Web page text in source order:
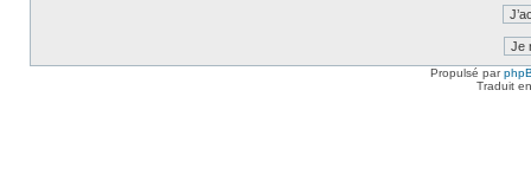
Propulsé par
Traduit